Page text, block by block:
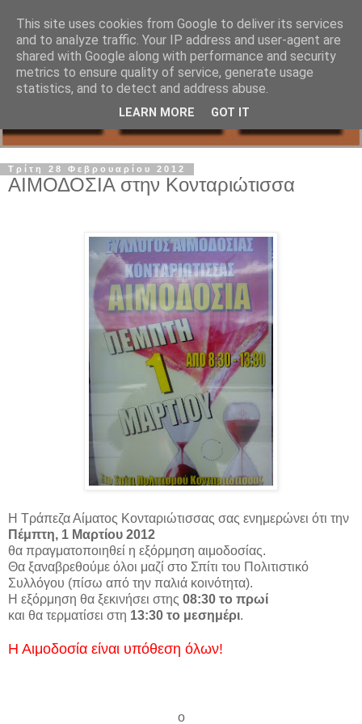
Τρίτη 28 Φεβρουαρίου 2012
ΑΙΜΟΔΟΣΙΑ στην Κονταριώτισσα
Η Τράπεζα Αίματος Κονταριώτισσας σας ενημερώνει ότι την
Πέμπτη, 1 Μαρτίου 2012
θα πραγματοποιηθεί η εξόρμηση αιμοδοσίας.
Θα ξαναβρεθούμε όλοι μαζί στο Σπίτι του Πολιτιστικό
Συλλόγου (πίσω από την παλιά κοινότητα).
Η εξόρμηση θα ξεκινήσει στης 08:30 το πρωί
και θα τερματίσει στη 13:30 το μεσημέρι.
Η Αιμοδοσία είναι υπόθεση όλων!
ο
This site uses cookies from Google to deliver its services
and to analyze traffic. Your IP address and user-agent are
shared with Google along with performance and security
metrics to ensure quality of service, generate usage
statistics, and to detect and address abuse.
LEARN MORE GOT IT